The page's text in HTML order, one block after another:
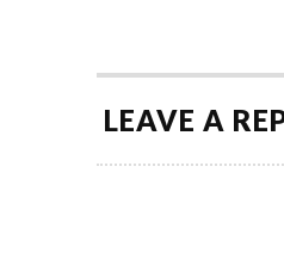
LEAVE A